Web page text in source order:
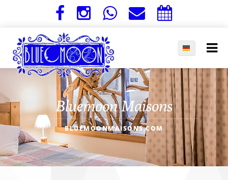
Bluemoon Maisons
BLUEMOONMAISONS.COM